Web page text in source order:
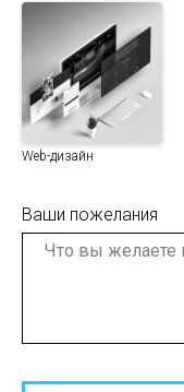
Web-дизайн
Ваши пожелания